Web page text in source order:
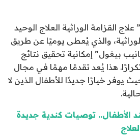
القزامة الوراثية العلاج الوحيد
والذي يُعطى يوميًا عن طريق
بيغول” إمكانية تحقيق نتائج
هذا يُعد تقدمًا مهمًا في مجال
يوفر خيارًا جديدًا للأطفال الذين لا
الأطفال.. توصيات كندية جديدة